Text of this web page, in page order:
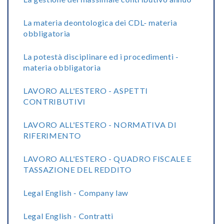
La materia deontologica dei CDL- materia
obbligatoria
La potestà disciplinare ed i procedimenti -
materia obbligatoria
LAVORO ALL'ESTERO - ASPETTI
CONTRIBUTIVI
LAVORO ALL'ESTERO - NORMATIVA DI
RIFERIMENTO
LAVORO ALL'ESTERO - QUADRO FISCALE E
TASSAZIONE DEL REDDITO
Legal English - Company law
Legal English - Contratti